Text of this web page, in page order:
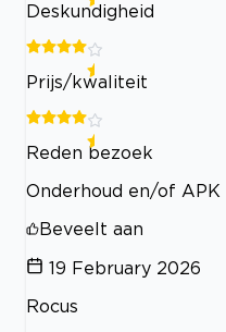
Deskundigheid
Prijs/kwaliteit
Reden bezoek
Onderhoud en/of APK
Beveelt aan
19 February 2026
Rocus